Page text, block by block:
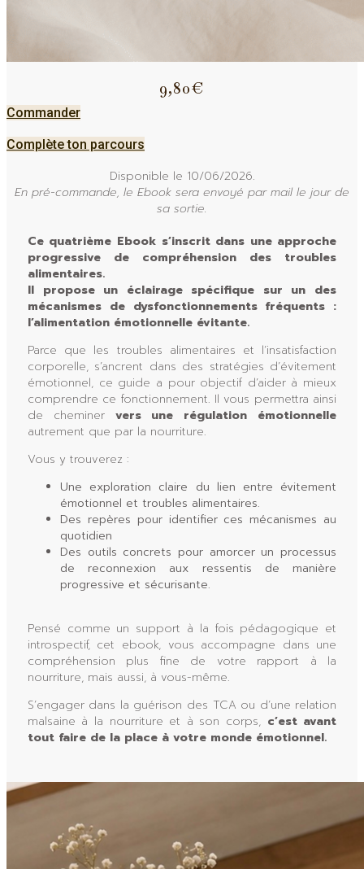
9,80€
Commander
Complète ton parcours
Disponible le 10/06/2026.
En pré-commande, le Ebook sera envoyé par mail le jour de
sa sortie.
Ce quatrième Ebook s’inscrit dans une approche
progressive de compréhension des troubles
alimentaires.
Il propose un éclairage spécifique sur un des
mécanismes de dysfonctionnements fréquents :
l’alimentation émotionnelle évitante.
Parce que les troubles alimentaires et l’insatisfaction
corporelle, s’ancrent dans des stratégies d’évitement
émotionnel, ce guide a pour objectif d’aider à mieux
comprendre ce fonctionnement. Il vous permettra ainsi
de cheminer vers une régulation émotionnelle
autrement que par la nourriture.
Vous y trouverez :
Une exploration claire du lien entre évitement
émotionnel et troubles alimentaires.
Des repères pour identifier ces mécanismes au
quotidien
Des outils concrets pour amorcer un processus
de reconnexion aux ressentis de manière
progressive et sécurisante.
Pensé comme un support à la fois pédagogique et
introspectif, cet ebook, vous accompagne dans une
compréhension plus fine de votre rapport à la
nourriture, mais aussi, à vous-même.
S’engager dans la guérison des TCA ou d’une relation
malsaine à la nourriture et à son corps, c’est avant
tout faire de la place à votre monde émotionnel.